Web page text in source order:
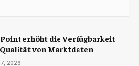
Point erhöht die Verfügbarkeit
von Marktdaten
2026